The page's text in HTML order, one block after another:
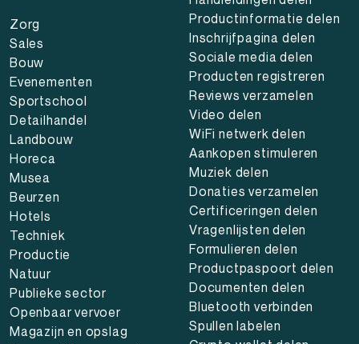
Zorg
Sales
Bouw
Evenementen
Sportschool
Detailhandel
Landbouw
Horeca
Musea
Beurzen
Hotels
Techniek
Productie
Natuur
Publieke sector
Openbaar vervoer
Magazijn en opslag
Productinformatie delen
Inschrijfpagina delen
Sociale media delen
Producten registreren
Reviews verzamelen
Video delen
WiFi netwerk delen
Aankopen stimuleren
Muziek delen
Donaties verzamelen
Certificeringen delen
Vragenlijsten delen
Formulieren delen
Productpaspoort delen
Documenten delen
Bluetooth verbinden
Spullen labelen